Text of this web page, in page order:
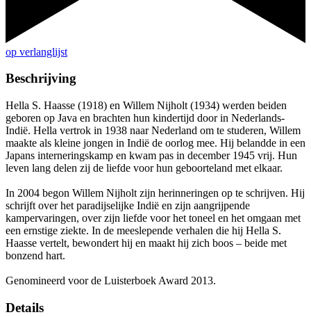
op verlanglijst
Beschrijving
Hella S. Haasse (1918) en Willem Nijholt (1934) werden beiden
geboren op Java en brachten hun kindertijd door in Nederlands-
Indië. Hella vertrok in 1938 naar Nederland om te studeren, Willem
maakte als kleine jongen in Indië de oorlog mee. Hij belandde in een
Japans interneringskamp en kwam pas in december 1945 vrij. Hun
leven lang delen zij de liefde voor hun geboorteland met elkaar.
In 2004 begon Willem Nijholt zijn herinneringen op te schrijven. Hij
schrijft over het paradijselijke Indië en zijn aangrijpende
kampervaringen, over zijn liefde voor het toneel en het omgaan met
een ernstige ziekte. In de meeslepende verhalen die hij Hella S.
Haasse vertelt, bewondert hij en maakt hij zich boos – beide met
bonzend hart.
Genomineerd voor de Luisterboek Award 2013.
Details